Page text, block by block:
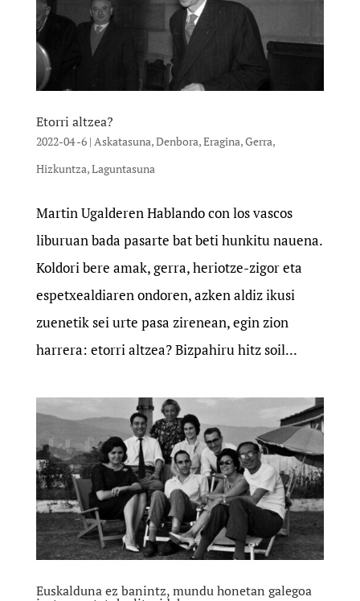
Etorri altzea?
2022-04 -6| Askatasuna,Denbora,Eragina,Gerra,
Hizkuntza,Laguntasuna
Martin Ugalderen Hablando con los vascos
liburuan bada pasarte bat beti hunkitu nauena.
Koldori bere amak, gerra, heriotze-zigor eta
espetxealdiaren ondoren, azken aldiz ikusi
zuenetik sei urte pasa zirenean, egin zion
harrera: etorri altzea? Bizpahiru hitz soil...
Euskalduna ez banintz, mundu honetan galegoa